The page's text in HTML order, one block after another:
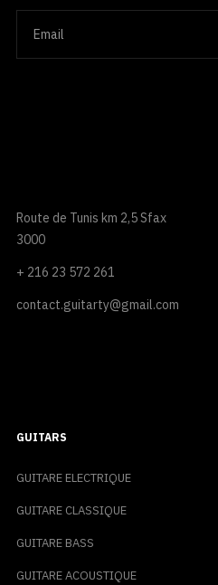
Route de Tunis km 2,5 Sfax
3000
+ 216 23 572 261
contact.guitarty@gmail.com
GUITARS
GUITARE ELECTRIQUE
GUITARE CLASSIQUE
GUITARE BASS
GUITARE ACOUSTIQUE